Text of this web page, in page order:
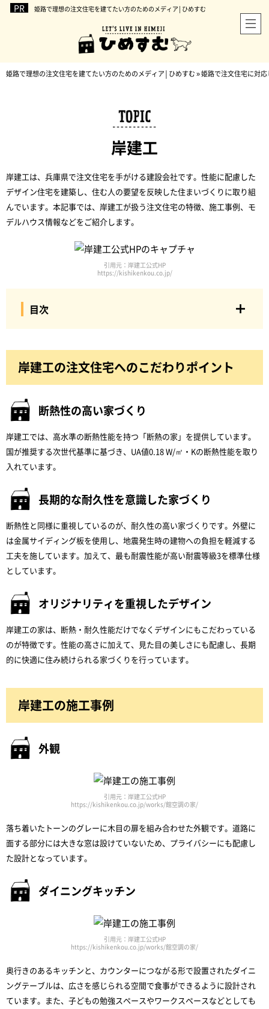
姫路で理想の注文住宅を建てたい方のためのメディア│ひめすむ
姫路で理想の注文住宅を建てたい方のためのメディア│ひめすむ»姫路で注文住宅に対
岸建工
岸建工は、兵庫県で注文住宅を手がける建設会社です。性能に配慮した
デザイン住宅を建築し、住む人の要望を反映した住まいづくりに取り組
んでいます。本記事では、岸建工が扱う注文住宅の特徴、施工事例、モ
デルハウス情報などをご紹介します。
引用元：岸建工公式HP
https://kishikenkou.co.jp/
目次
岸建工の注文住宅へのこだわりポイント
断熱性の高い家づくり
岸建工では、高水準の断熱性能を持つ「断熱の家」を提供しています。
国が推奨する次世代基準に基づき、UA値0.18 W/㎡・Kの断熱性能を取り
入れています。
長期的な耐久性を意識した家づくり
断熱性と同様に重視しているのが、耐久性の高い家づくりです。外壁に
は金属サイディング板を使用し、地震発生時の建物への負担を軽減する
工夫を施しています。加えて、最も耐震性能が高い耐震等級3を標準仕様
としています。
オリジナリティを重視したデザイン
岸建工の家は、断熱・耐久性能だけでなくデザインにもこだわっている
のが特徴です。性能の高さに加えて、見た目の美しさにも配慮し、長期
的に快適に住み続けられる家づくりを行っています。
岸建工の施工事例
外観
引用元：岸建工公式HP
https://kishikenkou.co.jp/works/館空調の家/
落ち着いたトーンのグレーに木目の扉を組み合わせた外観です。道路に
面する部分には大きな窓は設けていないため、プライバシーにも配慮し
た設計となっています。
ダイニングキッチン
引用元：岸建工公式HP
https://kishikenkou.co.jp/works/館空調の家/
奥行きのあるキッチンと、カウンターにつながる形で設置されたダイニ
ングテーブルは、広さを感じられる空間で食事ができるように設計され
ています。また、子どもの勉強スペースやワークスペースなどとしても